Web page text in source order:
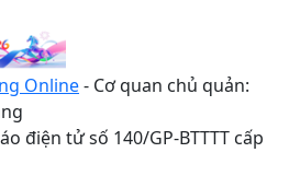
Online- Cơ quan chủ quản:
điện tử số 140/GP-BTTTT cấp